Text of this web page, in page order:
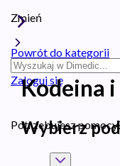
Zmień
Zaloguj się
Potrzebujesz
Powrót do kategorii
Kodeina
Wybierz